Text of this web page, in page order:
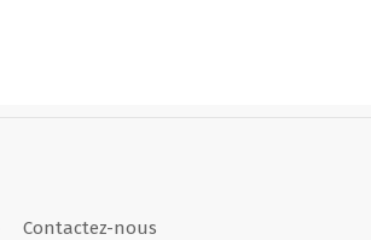
Contactez-nous